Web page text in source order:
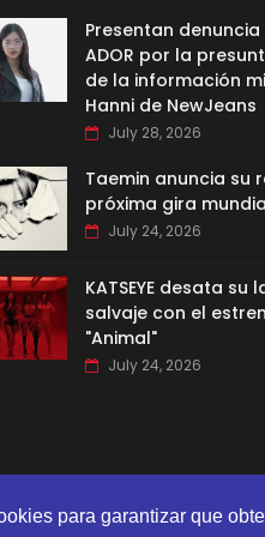
para garantizar que
Presentan
ADOR por la
de la información
Hanni de NewJeans
July 28, 2026
Taemin anuncia su
próxima gira
July 24, 2026
KATSEYE desata su
salvaje con el
"Animal"
July 24, 2026
SORATEMPLATES |